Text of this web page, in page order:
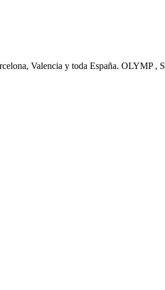
Valencia y toda España. OLYMP